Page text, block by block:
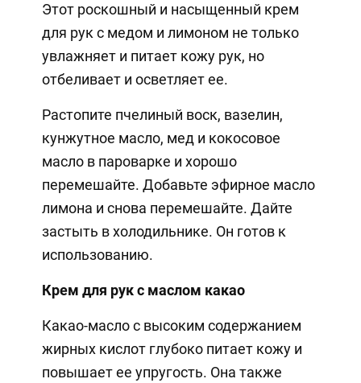
Этот роскошный и насыщенный крем
для рук с медом и лимоном не только
увлажняет и питает кожу рук, но
отбеливает и осветляет ее.
Растопите пчелиный воск, вазелин,
кунжутное масло, мед и кокосовое
масло в пароварке и хорошо
перемешайте. Добавьте эфирное масло
лимона и снова перемешайте. Дайте
застыть в холодильнике. Он готов к
использованию.
Крем для рук с маслом какао
Какао-масло с высоким содержанием
жирных кислот глубоко питает кожу и
повышает ее упругость. Она также